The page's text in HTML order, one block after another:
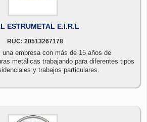
ESTRUMETAL E.I.R.L
RUC: 20513267178
empresa con más de 15 años de
metálicas trabajando para diferentes tipos
y trabajos particulares.